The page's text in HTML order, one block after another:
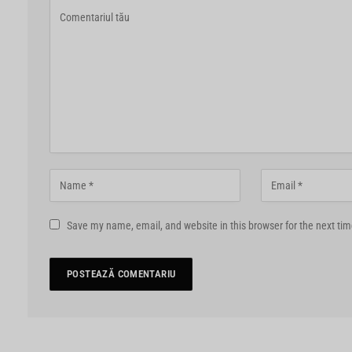
Save my name, email, and website in this browser for the next